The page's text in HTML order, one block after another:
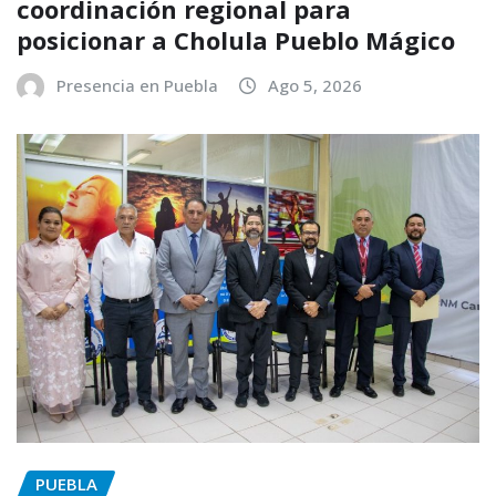
coordinación regional para
posicionar a Cholula Pueblo Mágico
Presencia en Puebla Ago 5, 2026
PUEBLA